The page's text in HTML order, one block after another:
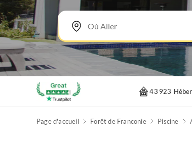
43 923
Page d'accueil Forêt de Franconie Piscine